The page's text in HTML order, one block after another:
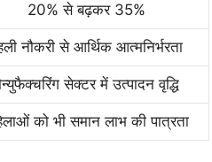
20% से बढ़कर 35%
नौकरी से आर्थिक आत्मनिर्भरता
सेक्टर में उत्पादन वृद्धि
को भी समान लाभ की पात्रता